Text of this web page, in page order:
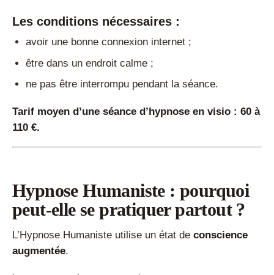
Les conditions nécessaires :
avoir une bonne connexion internet ;
être dans un endroit calme ;
ne pas être interrompu pendant la séance.
Tarif moyen d’une séance d’hypnose en visio : 60 à
110 €.
Hypnose Humaniste : pourquoi
peut-elle se pratiquer partout ?
L’Hypnose Humaniste utilise un état de conscience
augmentée.